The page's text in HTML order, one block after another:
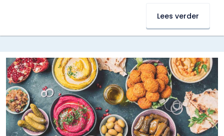
Lees verder